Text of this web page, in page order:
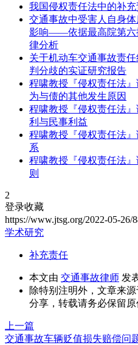
我国侵权责任法中的补
交通事故中受害人自身
影响——依据最高院第六
律分析
关于机动车交通事故责
判分歧的实证研究报告
程啸教授『侵权责任法
为与债的其他发生原因
程啸教授『侵权责任法
利与民事利益
程啸教授『侵权责任法
系
程啸教授『侵权责任法
则
2
登录收藏
https://www.jtsg.org/2022-05-26/
学术研究
补充责任
本文由 交通事故律师 发
除特别注明外，文章来
分享，转载请务必保留原
上一篇
交通事故车辆贬值损失赔偿问